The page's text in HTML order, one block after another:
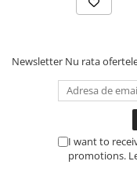
Newsletter Nu rata
I want to
promotions.